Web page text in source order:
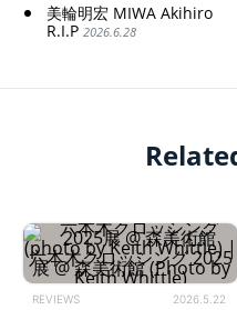
美輪明宏 MIWA Akihiro
R.I.P 2026.6.28
REVIEWS 2026.5.22